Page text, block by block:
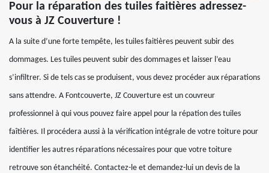
Pour la réparation des tuiles faitières adressez-
vous à JZ Couverture !
A la suite d’une forte tempête, les tuiles faitières peuvent subir des
dommages. Les tuiles peuvent subir des dommages et laisser l’eau
s’infiltrer. Si de tels cas se produisent, vous devez procéder aux réparations
sans attendre. A Fontcouverte, JZ Couverture est un couvreur
professionnel à qui vous pouvez faire appel pour la répation des tuiles
faîtières. Il procédera aussi à la vérification intégrale de votre toiture pour
identifier les autres réparations nécessaires pour que votre toiture
retrouve son étanchéité. Contactez-le et demandez-lui un devis de la